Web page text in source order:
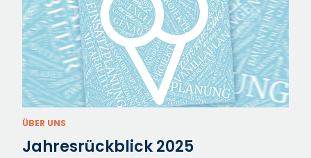
ÜBER UNS
Jahresrückblick 2025